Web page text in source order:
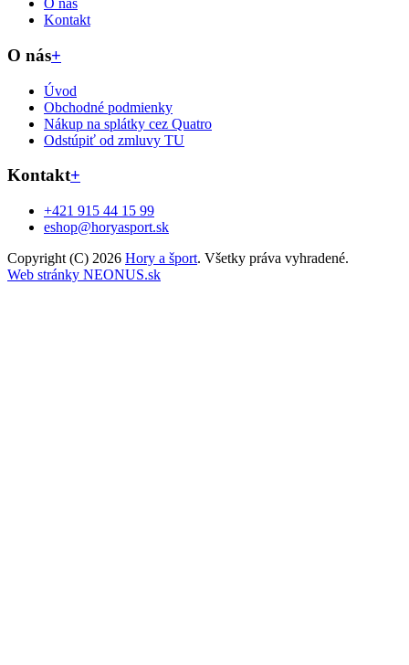
O nás
Kontakt
O nás+
Úvod
Obchodné podmienky
Nákup na splátky cez Quatro
Odstúpiť od zmluvy TU
Kontakt+
+421 915 44 15 99
eshop@horyasport.sk
Copyright (C) 2026 Hory a šport. Všetky práva vyhradené.
Web stránky NEONUS.sk